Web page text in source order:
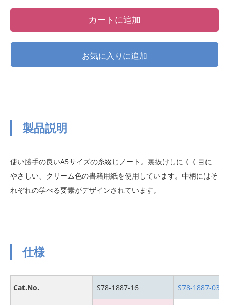
カートに追加
製品説明
使い勝手の良いA5サイズの糸綴じノート。裏抜けしにくく目に
やさしい、クリーム色の書籍用紙を使用しています。中柄にはそ
れぞれの学べる要素がデザインされています。
仕様
Cat.No. S78-1887-16 S78-1887-03